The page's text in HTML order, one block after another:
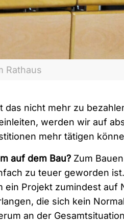
Rathaus
das nicht mehr zu
werden wir auf
mehr tätigen
auf dem Bau? Zum
zu teuer geworden
ein Projekt zumindest auf
die sich kein
an der